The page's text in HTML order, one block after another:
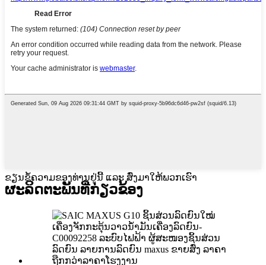
ຂຽນຂໍ້ຄວາມຂອງທ່ານຢູ່ນີ້ ແລະ ສົ່ງມາໃຫ້ພວກເຮົາ
ຜະລິດຕະພັນທີ່ກ່ຽວຂ້ອງ